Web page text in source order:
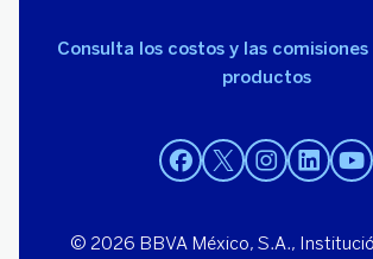
Consulta los costos y las
productos
© 2026 BBVA México, S.A.,